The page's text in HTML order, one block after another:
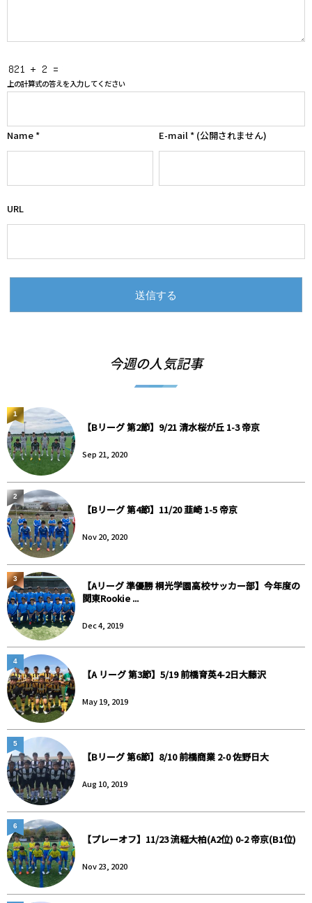
上の計算式の答えを入力してください
Name* E-mail * (公開されません)
URL
今週の人気記事
【Bリーグ 第2節】9/21 清水桜が丘 1-3 帝京
Sep 21, 2020
1
【Bリーグ 第4節】11/20 韮崎 1-5 帝京
Nov 20, 2020
2
【Aリーグ 準優勝 桐光学園高校サッカー部】今年度の
関東Rookie ...
Dec 4, 2019
3
【A リーグ 第3節】5/19 前橋育英4-2日大藤沢
May 19, 2019
4
【Bリーグ 第6節】8/10 前橋商業 2-0 佐野日大
Aug 10, 2019
5
【プレーオフ】11/23 流経大柏(A2位) 0-2 帝京(B1位)
Nov 23, 2020
6